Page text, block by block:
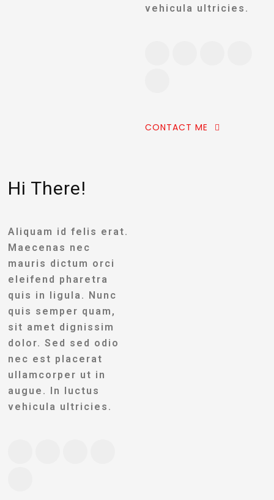
vehicula ultricies.
CONTACT ME
Hi There!
Aliquam id felis erat.
Maecenas nec
mauris dictum orci
eleifend pharetra
quis in ligula. Nunc
quis semper quam,
sit amet dignissim
dolor. Sed sed odio
nec est placerat
ullamcorper ut in
augue. In luctus
vehicula ultricies.